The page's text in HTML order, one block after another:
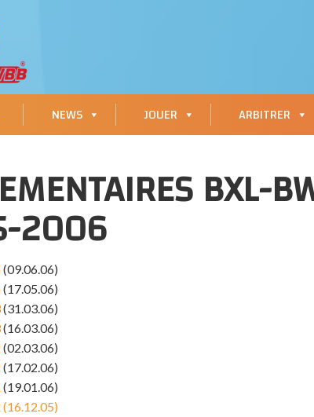
NEWS JOUER ARBITRER
BXL-
2006
(09.06.06)
(17.05.06)
(31.03.06)
(16.03.06)
(02.03.06)
(17.02.06)
(19.01.06)
(16.12.05)